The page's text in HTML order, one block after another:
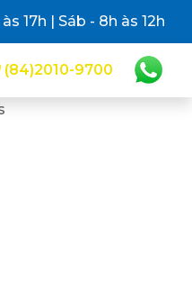
17h | Sáb - 8h às 12h
(84)2010-9700